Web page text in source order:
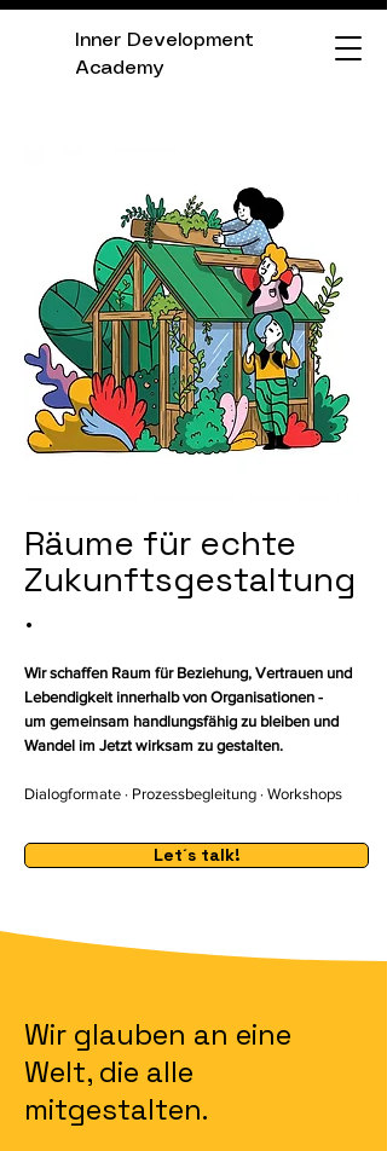
Inner Development
Academy
​Räume für echte
Zukunftsgestaltung
.
Wir schaffen Raum für Beziehung, Vertrauen und
Lebendigkeit innerhalb von Organisationen -
um gemeinsam handlungsfähig zu bleiben und
Wandel im Jetzt wirksam zu gestalten.
Dialogformate · Prozessbegleitung · Workshops
Let´s talk!
Wir glauben an eine
Welt, die alle
mitgestalten.